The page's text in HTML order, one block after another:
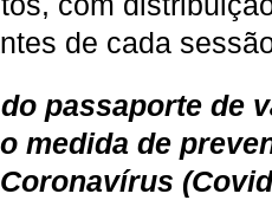
de cada
passaporte de
medida de